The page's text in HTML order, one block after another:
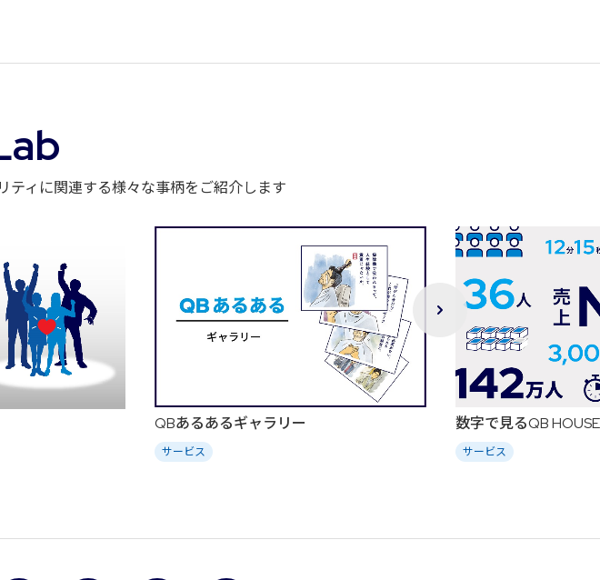
ティに関連する様々な事柄をご紹介します
QBあるあるギャラリー
サービス
数字で見るQB HOUSE
サービス